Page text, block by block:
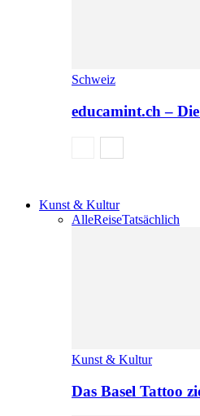
Schweiz
educamint.ch –
Kunst & Kultur
AlleReiseTatsächlich
Kunst & Kultur
Das Basel Tattoo